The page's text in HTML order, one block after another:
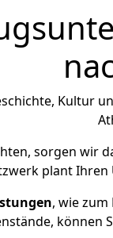
Kultur
sorgen wir
plant
, wie
können